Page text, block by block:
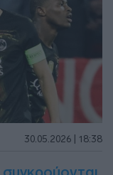
30.05.2026 | 18:38